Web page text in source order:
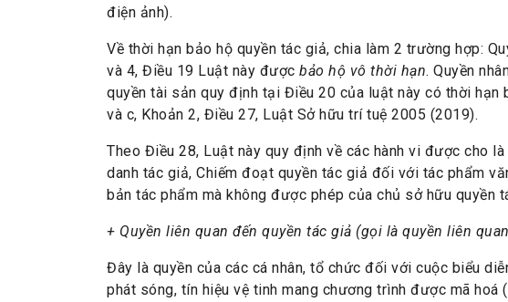
điện ảnh).
Về thời hạn bảo hộ quyền tác giả, chia làm 2 trường hợp:
và 4, Điều 19 Luật này được bảo hộ vô thời hạn. Quyền
quyền tài sản quy định tại Điều 20 của luật này có thời hạn
và c, Khoản 2, Điều 27, Luật Sở hữu trí tuệ 2005 (2019).
Theo Điều 28, Luật này quy định về các hành vi được cho
danh tác giả, Chiếm đoạt quyền tác giả đối với tác phẩm
bản tác phẩm mà không được phép của chủ sở hữu quyền
+ Quyền liên quan đến quyền tác giả (gọi là quyền liên
Đây là quyền của các cá nhân, tổ chức đối với cuộc biểu
phát sóng, tín hiệu vệ tinh mang chương trình được mã